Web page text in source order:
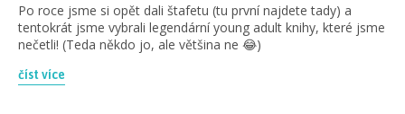
Po roce jsme si opět dali štafetu (tu první najdete tady) a
tentokrát jsme vybrali legendární young adult knihy, které jsme
nečetli! (Teda někdo jo, ale většina ne 😂)
číst více